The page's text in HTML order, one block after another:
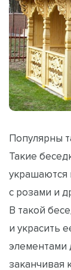
Популярны
Такие
украшаются
с розами и
В такой
и украсить
элементами
заканчивая